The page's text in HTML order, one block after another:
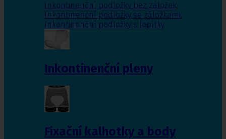
Inkontinenční podložky bez záložek,
Inkontinenční podložky se záložkami,
Inkontinenční podložky s lepítky
Inkontinenční pleny
Fixační kalhotky a body